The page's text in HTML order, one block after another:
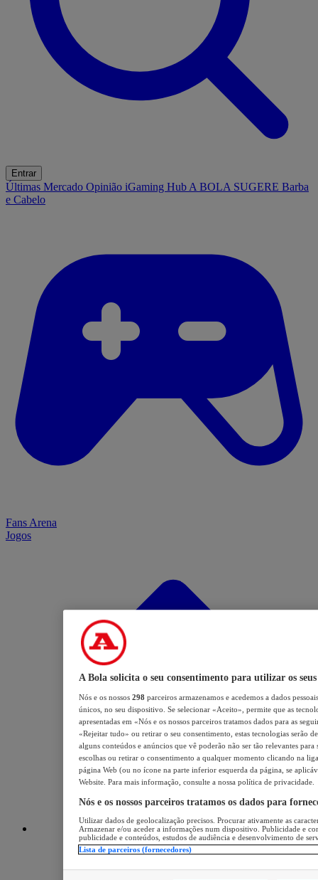
Entrar
Últimas Mercado Opinião iGaming Hub A BOLA SUGERE Barba
e Cabelo
Fans Arena
Jogos
A Bola solicita o seu consentimento para utilizar os
Nós e os nossos 298 parceiros armazenamos e acedemos a dados
únicos, no seu dispositivo. Se selecionar «Aceito», permite que as
apresentadas em «Nós e os nossos parceiros tratamos dados para as
«Rejeitar tudo» ou retirar o seu consentimento, estas tecnologias serão
alguns conteúdos e anúncios que vê poderão não ser tão relevantes para
escolhas ou retirar o consentimento a qualquer momento clicando na
página Web (ou no ícone na parte inferior esquerda da página, se
Website. Para mais informação, consulte a nossa política de privacidade.
Nós e os nossos parceiros tratamos os dados para
Utilizar dados de geolocalização precisos. Procurar ativamente as
Armazenar e/ou aceder a informações num dispositivo. Publicidade e
publicidade e conteúdos, estudos de audiência e desenvolvimento de
Lista de parceiros (fornecedores)